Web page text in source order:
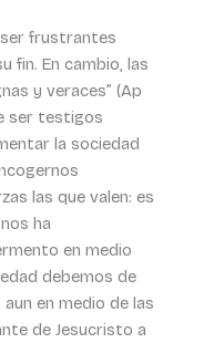
ser frustrantes
fin. En cambio, las
y veraces” (Ap
ser testigos
la sociedad
las que valen: es
ha
en medio
debemos de
en medio de las
de Jesucristo a